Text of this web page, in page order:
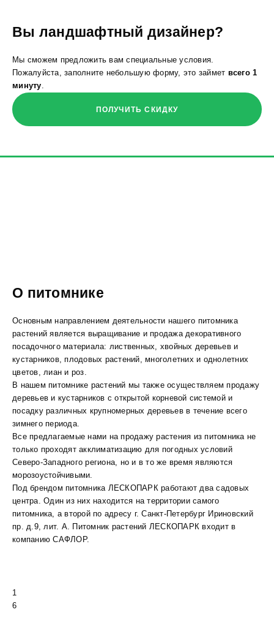
Вы ландшафтный дизайнер?
Мы сможем предложить вам специальные условия.
Пожалуйста, заполните небольшую форму, это займет всего 1
минуту.
ПОЛУЧИТЬ СКИДКУ
О питомнике
Основным направлением деятельности нашего питомника
растений является выращивание и продажа декоративного
посадочного материала: лиственных, хвойных деревьев и
кустарников, плодовых растений, многолетних и однолетних
цветов, лиан и роз.
В нашем питомнике растений мы также осуществляем продажу
деревьев и кустарников с открытой корневой системой и
посадку различных крупномерных деревьев в течение всего
зимнего периода.
Все предлагаемые нами на продажу растения из питомника не
только проходят акклиматизацию для погодных условий
Северо-Западного региона, но и в то же время являются
морозоустойчивыми.
Под брендом питомника ЛЕСКОПАРК работают два садовых
центра. Один из них находится на территории самого
питомника, а второй по адресу г. Санкт-Петербург Ириновский
пр. д.9, лит. А. Питомник растений ЛЕСКОПАРК входит в
компанию САФЛОР.
1
6